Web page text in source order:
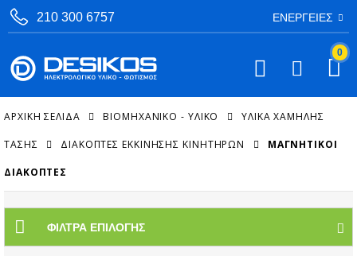
210 300 6757 ΕΝΈΡΓΕΙΕΣ
0
ΑΡΧΙΚΉ ΣΕΛΊΔΑ ΒΙΟΜΗΧΑΝΙΚΟ - ΥΛΙΚΟ ΥΛΙΚΆ ΧΑΜΗΛΉΣ
ΤΆΣΗΣ ΔΙΑΚΌΠΤΕΣ ΕΚΚΊΝΗΣΗΣ ΚΙΝΗΤΉΡΩΝ ΜΑΓΝΗΤΙΚΟΊ
ΔΙΑΚΌΠΤΕΣ
ΦΊΛΤΡΑ ΕΠΙΛΟΓΉΣ